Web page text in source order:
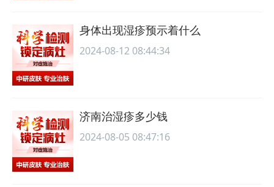
身体出现湿疹预示着什么
2024-08-12 08:44:34
济南治湿疹多少钱
2024-08-05 08:47:16